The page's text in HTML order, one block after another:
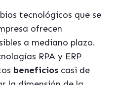
tecnológicos que se
ofrecen
a mediano plazo.
RPA y ERP
beneficios casi de